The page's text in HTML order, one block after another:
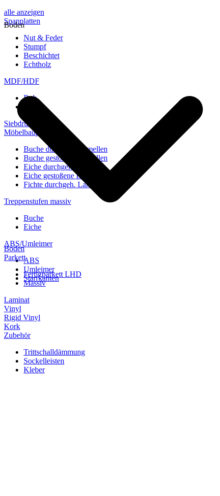
alle anzeigen
Spanplatten
Nut & Feder
Stumpf
Beschichtet
Echtholz
MDF/HDF
Roh
Siebdruckplatten
Möbelbauplatten
Buche durchgeh. Lamellen
Buche gestoßene Lamellen
Eiche durchgeh. Lamellen
Eiche gestoßene Lamellen
Fichte durchgeh. Lamellen
Treppenstufen massiv
Buche
Eiche
ABS/Umleimer
ABS
Umleimer
Starrkanten
Boden
Boden
Parkett
Fertigparkett LHD
Massiv
Laminat
Vinyl
Rigid Vinyl
Kork
Zubehör
Trittschalldämmung
Sockelleisten
Kleber